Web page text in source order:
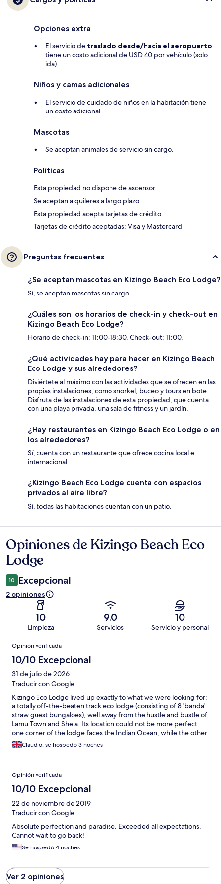
Opciones extra
El servicio de traslado desde/hacia el aeropuerto
tiene un costo adicional de USD 40 por vehículo (solo
ida).
Niños y camas adicionales
El servicio de cuidado de niños en la habitación tiene
un costo adicional.
Mascotas
Se aceptan animales de servicio sin cargo.
Políticas
Esta propiedad no dispone de ascensor.
Se aceptan alquileres a largo plazo.
Esta propiedad acepta tarjetas de crédito.
Tarjetas de crédito aceptadas: Visa y Mastercard
Preguntas frecuentes
¿Se aceptan mascotas en Kizingo Beach Eco Lodge?
Sí, se aceptan mascotas sin cargo.
¿Cuáles son los horarios de check-in y check-out en
Kizingo Beach Eco Lodge?
Horario de check-in: 11:00-18:30. Check-out: 11:00.
¿Qué actividades hay para hacer en Kizingo Beach
Eco Lodge y sus alrededores?
Diviértete al máximo con las actividades que se ofrecen en las
propias instalaciones, como snorkel, buceo y tours en bote.
Disfruta de las instalaciones de esta propiedad, que cuenta
con una playa privada, una sala de fitness y un jardín.
¿Hay restaurantes en Kizingo Beach Eco Lodge o en
los alrededores?
Sí, cuenta con un restaurante que ofrece cocina local e
internacional.
¿Kizingo Beach Eco Lodge cuenta con espacios
privados al aire libre?
Sí, todas las habitaciones cuentan con un patio.
Opiniones
Opiniones de Kizingo Beach Eco
Lodge
10 Excepcional
2 opiniones
10
Limpieza
9.0
Servicios
10
Servicio y personal
Opiniones
Opinión verificada
10/10 Excepcional
31 de julio de 2026
Traducir con Google
Kizingo Eco Lodge lived up exactly to what we were looking for:
a totally off-the-beaten track eco lodge (consisting of 8 'banda'
straw guest bungaloes), well away from the hustle and bustle of
Lamu Town and Shela. Its location could not be more perfect:
one corner of the lodge faces the Indian Ocean, while the other
faces the river/mangrove area (which also boasts the nicest
sunsets in all of Lamu). From our banda, built on stilts into the
the ocean breeze blow through our room every night. The staff
attended to our ever need, so despite being the only guests
during our stay, we never felt alone. We combined 4 nights here
with one night in Shela, which felt like an appropriate balance
for us between spending time with nature vs. learning more
about Lamu Town, its history and its culture. (To be clear,
are more open to the elements than even a Safari tent (which
have zippers, etc), so come prepared to be at one with nature.)
Claudio, se hospedó 3 noches
Opinión verificada
10/10 Excepcional
22 de noviembre de 2019
Traducir con Google
Absolute perfection and paradise. Exceeded all expectations.
Cannot wait to go back!
Se hospedó 4 noches
Ver 2 opiniones